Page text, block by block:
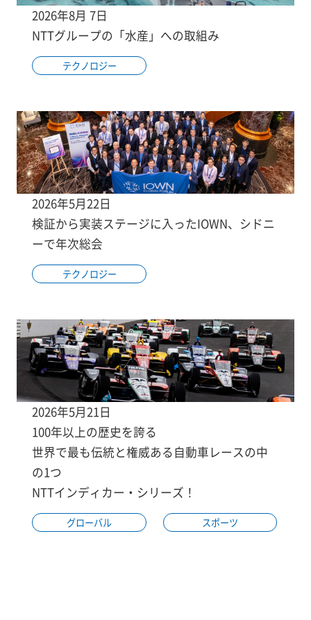
2026年8月 7日
NTTグループの「水産」への取組み
テクノロジー
2026年5月22日
検証から実装ステージに入ったIOWN、シドニ
ーで年次総会
テクノロジー
2026年5月21日
100年以上の歴史を誇る
世界で最も伝統と権威ある自動車レースの中
の1つ
NTTインディカー・シリーズ！
グローバル スポーツ